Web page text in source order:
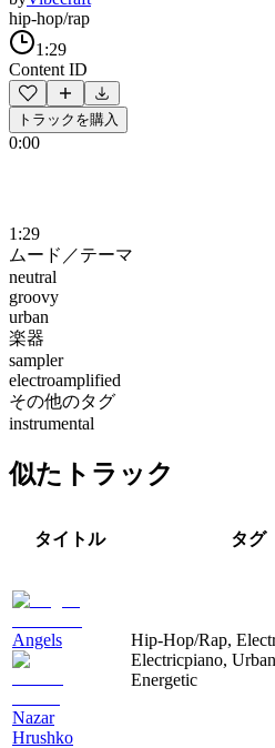
hip-hop/rap
1:29
Content ID
トラックを購入
0:00
1:29
ムード／テーマ
neutral
groovy
urban
楽器
sampler
electroamplified
その他のタグ
instrumental
似たトラック
タイトル タグ
Angels
Nazar
Hrushko
Hip-Hop/Rap,
Electricpiano,
Energetic